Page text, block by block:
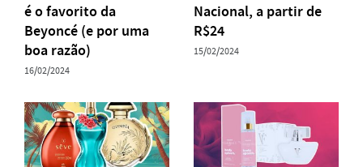
é o favorito da
Beyoncé (e por uma
boa razão)
16/02/2024
Nacional, a partir de
R$24
15/02/2024